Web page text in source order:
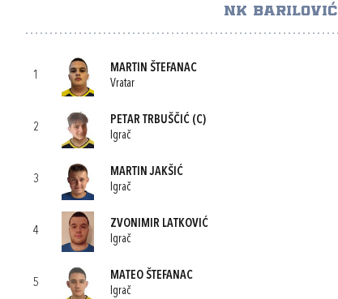
NK BARILOVIĆ
1
MARTIN ŠTEFANAC
Vratar
2
PETAR TRBUŠČIĆ (C)
Igrač
3
MARTIN JAKŠIĆ
Igrač
4
ZVONIMIR LATKOVIĆ
Igrač
5
MATEO ŠTEFANAC
Igrač